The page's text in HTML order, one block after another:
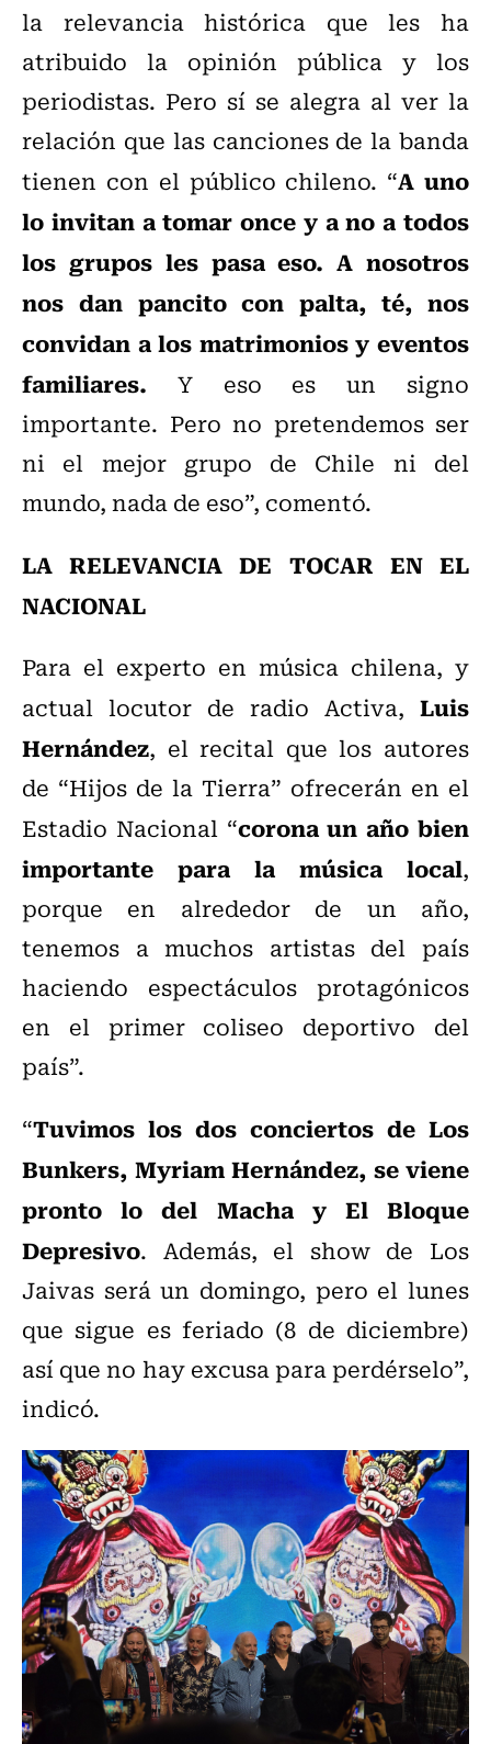
la relevancia histórica que les ha
atribuido la opinión pública y los
periodistas. Pero sí se alegra al ver la
relación que las canciones de la banda
tienen con el público chileno. “A uno
lo invitan a tomar once y a no a todos
los grupos les pasa eso. A nosotros
nos dan pancito con palta, té, nos
convidan a los matrimonios y eventos
familiares. Y eso es un signo
importante. Pero no pretendemos ser
ni el mejor grupo de Chile ni del
mundo, nada de eso”, comentó.
LA RELEVANCIA DE TOCAR EN EL
NACIONAL
Para el experto en música chilena, y
actual locutor de radio Activa, Luis
Hernández, el recital que los autores
de “Hijos de la Tierra” ofrecerán en el
Estadio Nacional “corona un año bien
importante para la música local,
porque en alrededor de un año,
tenemos a muchos artistas del país
haciendo espectáculos protagónicos
en el primer coliseo deportivo del
país”.
“Tuvimos los dos conciertos de Los
Bunkers, Myriam Hernández, se viene
pronto lo del Macha y El Bloque
Depresivo. Además, el show de Los
Jaivas será un domingo, pero el lunes
que sigue es feriado (8 de diciembre)
así que no hay excusa para perdérselo”,
indicó.